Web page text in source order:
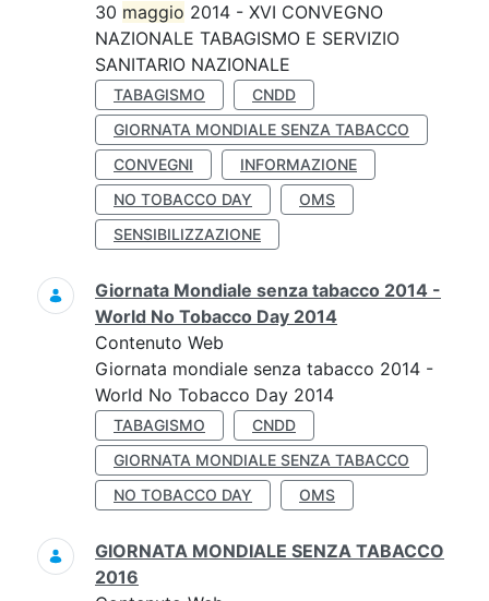
30 maggio 2014 - XVI CONVEGNO
NAZIONALE TABAGISMO E SERVIZIO
SANITARIO NAZIONALE
TABAGISMO
CNDD
GIORNATA MONDIALE SENZA TABACCO
CONVEGNI
INFORMAZIONE
NO TOBACCO DAY
OMS
SENSIBILIZZAZIONE
Giornata Mondiale senza tabacco 2014 -
World No Tobacco Day 2014
Contenuto Web
Giornata mondiale senza tabacco 2014 -
World No Tobacco Day 2014
TABAGISMO
CNDD
GIORNATA MONDIALE SENZA TABACCO
NO TOBACCO DAY
OMS
GIORNATA MONDIALE SENZA TABACCO
2016